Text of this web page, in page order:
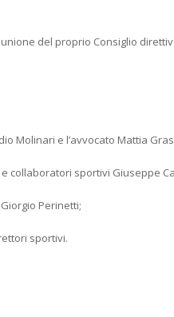
del proprio Consiglio
Molinari e l’avvocato Mattia
collaboratori sportivi Giuseppe
Perinetti;
sportivi.